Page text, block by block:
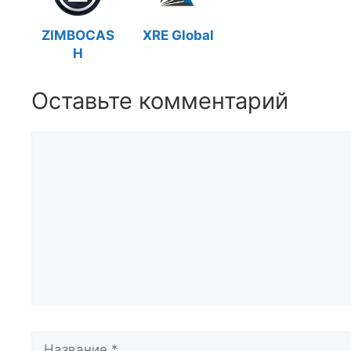
ZIMBOCAS
H
XRE Global
Оставьте комментарий